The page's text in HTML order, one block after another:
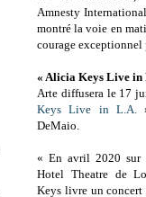
Amnesty
montré la voie en
courage exceptionnel
« Alicia Keys Live in
Arte diffusera le 17
Keys Live in L.A.
DeMaio.
« En avril 2020 sur
Hotel Theatre de
Keys livre un